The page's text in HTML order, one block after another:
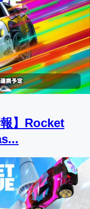
】Rocket